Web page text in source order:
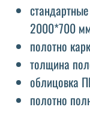
2000*700
полотно
толщина
облицовка
полотно